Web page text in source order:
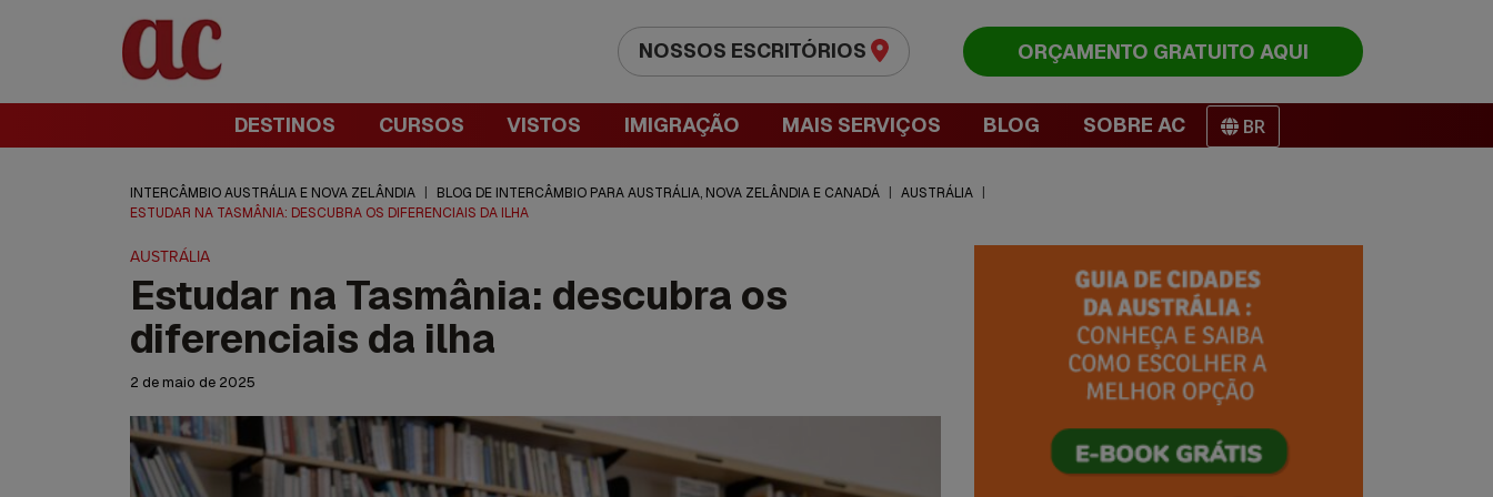
ORÇAMENTO GRATUITO AQUI
NOSSOS ESCRITÓRIOS
DESTINOS CURSOS VISTOS IMIGRAÇÃO MAIS SERVIÇOS BLOG SOBRE AC BR
INTERCÂMBIO AUSTRÁLIA E NOVA ZELÂNDIA BLOG DE INTERCÂMBIO PARA AUSTRÁLIA, NOVA ZELÂNDIA E CANADÁ AUSTRÁLIA
ESTUDAR NA TASMÂNIA: DESCUBRA OS DIFERENCIAIS DA ILHA
AUSTRÁLIA
Estudar na Tasmânia: descubra os
diferenciais da ilha
2 de maio de 2025